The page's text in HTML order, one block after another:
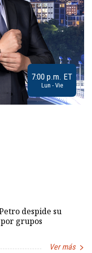
7:00 p.m. ET
Lun - Vie
despide su
grupos
Ver más